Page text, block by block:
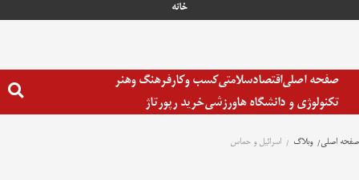
خانه
صفحه اصلیاقتصادسلامتیکسب وکارفرهنگ وهنر
تکنولوژی و دانشگاه هاورزشیخرید رپورتاژ
صفحه اصلی وبلاگ اسرائیل و حماس